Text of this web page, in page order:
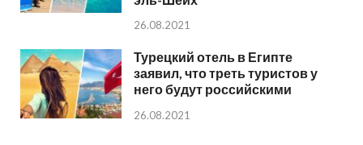
26.08.2021
Турецкий отель в Египте
заявил, что треть туристов у
него будут российскими
26.08.2021